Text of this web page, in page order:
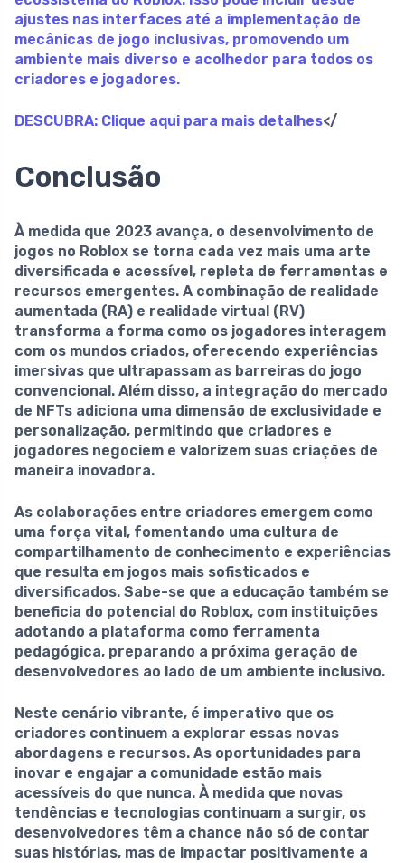
ajustes nas interfaces até a implementação de
mecânicas de jogo inclusivas, promovendo um
ambiente mais diverso e acolhedor para todos os
criadores e jogadores.
DESCUBRA: Clique aqui para mais detalhes</
Conclusão
À medida que 2023 avança, o desenvolvimento de
jogos no Roblox se torna cada vez mais uma arte
diversificada e acessível, repleta de ferramentas e
recursos emergentes. A combinação de realidade
aumentada (RA) e realidade virtual (RV)
transforma a forma como os jogadores interagem
com os mundos criados, oferecendo experiências
imersivas que ultrapassam as barreiras do jogo
convencional. Além disso, a integração do mercado
de NFTs adiciona uma dimensão de exclusividade e
personalização, permitindo que criadores e
jogadores negociem e valorizem suas criações de
maneira inovadora.
As colaborações entre criadores emergem como
uma força vital, fomentando uma cultura de
compartilhamento de conhecimento e experiências
que resulta em jogos mais sofisticados e
diversificados. Sabe-se que a educação também se
beneficia do potencial do Roblox, com instituições
adotando a plataforma como ferramenta
pedagógica, preparando a próxima geração de
desenvolvedores ao lado de um ambiente inclusivo.
Neste cenário vibrante, é imperativo que os
criadores continuem a explorar essas novas
abordagens e recursos. As oportunidades para
inovar e engajar a comunidade estão mais
acessíveis do que nunca. À medida que novas
tendências e tecnologias continuam a surgir, os
desenvolvedores têm a chance não só de contar
suas histórias, mas de impactar positivamente a